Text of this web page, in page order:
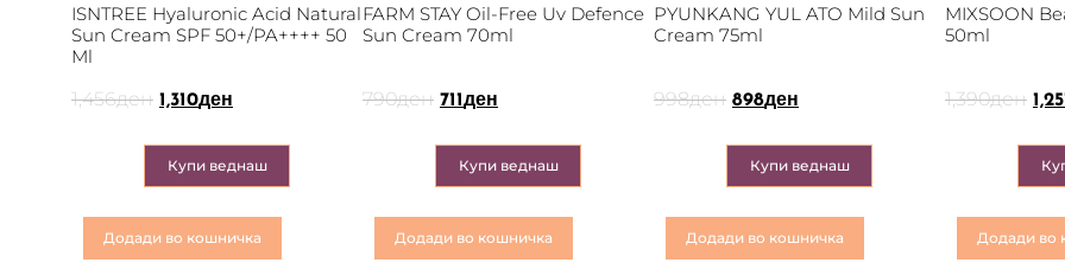
ISNTREE Hyaluronic Acid Natural
Sun Cream SPF 50+/PA++++ 50
Ml
1,456ден 1,310ден
Купи веднаш
Додади во кошничка
FARM STAY Oil-Free Uv Defence
Sun Cream 70ml
790ден 711 ден
Купи веднаш
Додади во кошничка
PYUNKANG YUL ATO Mild Sun
Cream 75ml
998ден 898ден
Купи веднаш
Додади во кошничка
MIXSOON
50ml
1,390ден 1,251
Додади во